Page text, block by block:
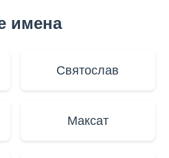
имена
Святослав
Максат